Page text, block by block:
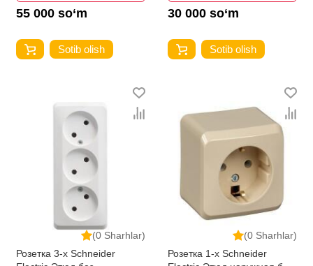
55 000 so‘m
Sotib olish
30 000 so‘m
Sotib olish
(0 Sharhlar)
Розетка 3-х Schneider
(0 Sharhlar)
Розетка 1-х Schneider